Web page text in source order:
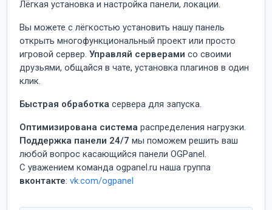
Лёгкая установка и настройка панели, локации.
Вы можете с лёгкостью установить нашу панель
открыть многофункциональный проект или просто
игровой сервер. Управляй серверами со своими
друзьями, общайся в чате, установка плагинов в один
клик.
Быстрая обработка сервера для запуска.
Оптимизирована система распределения нагрузки.
Поддержка панели 24/7 мы поможем решить ваш
любой вопрос касающийся панели OGPanel.
С уважением команда ogpanel.ru наша группа
вконтакте: vk.com/ogpanel